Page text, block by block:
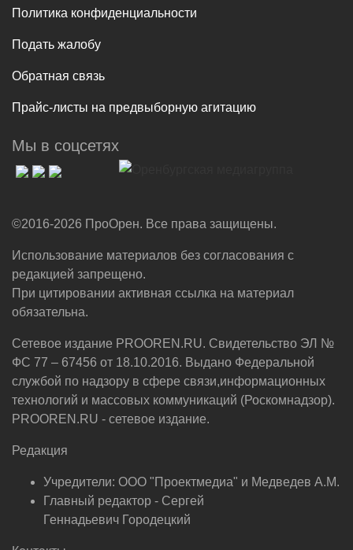
Политика конфиденциальности
Подать жалобу
Обратная связь
Прайс-листы на предвыборную агитацию
Мы в соцсетях
©2016-2026 ПроОрен. Все права защищены.
Использование материалов без согласования с
редакцией запрещено.
При цитировании активная ссылка на материал
обязательна.
Сетевое издание PROOREN.RU. Свидетельство ЭЛ №
ФС 77 – 67456 от 18.10.2016. Выдано Федеральной
службой по надзору в сфере связи,информационных
технологий и массовых коммуникаций (Роскомнадзор).
PROOREN.RU - сетевое издание.
Редакция
Учредители: ООО "Проектмедиа" и Медведев А.М.
Главный редактор - Сергей
Геннадьевич Городецкий